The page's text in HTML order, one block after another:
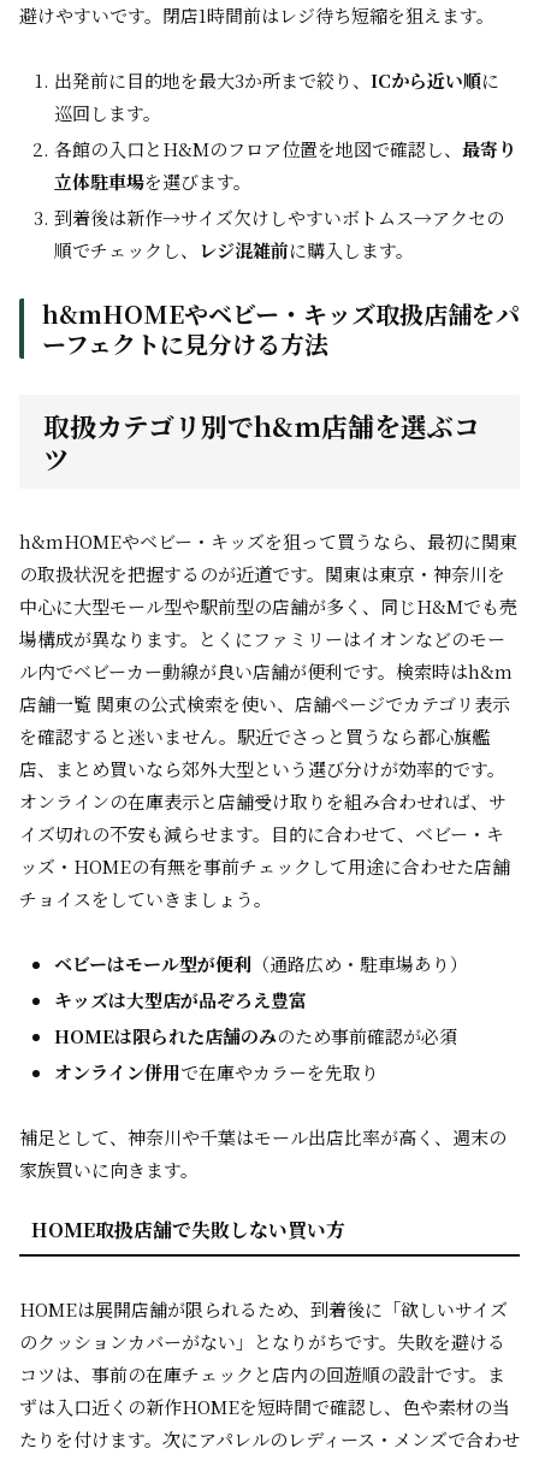
避けやすいです。閉店1時間前はレジ待ち短縮を狙えます。
出発前に目的地を最大3か所まで絞り、 ICから近い順に
巡回します。
各館の入口とH&Mのフロア位置を地図で確認し、 最寄り
立体駐車場を選びます。
到着後は新作→サイズ欠けしやすいボトムス→アクセの
順でチェックし、
レジ混雑前に購入します。
h&mHOMEやベビー・キッズ取扱店舗をパ
ーフェクトに見分ける方法
取扱カテゴリ別でh&m店舗を選ぶコ
ツ
h&mHOMEやベビー・キッズを狙って買うなら、最初に関東
の取扱状況を把握するのが近道です。関東は東京・神奈川を
中心に大型モール型や駅前型の店舗が多く、同じH&Mでも売
場構成が異なります。とくにファミリーはイオンなどのモー
ル内でベビーカー動線が良い店舗が便利です。検索時はh&m
店舗一覧 関東の公式検索を使い、店舗ページでカテゴリ表示
を確認すると迷いません。駅近でさっと買うなら都心旗艦
店、まとめ買いなら郊外大型という選び分けが効率的です。
オンラインの在庫表示と店舗受け取りを組み合わせれば、サ
イズ切れの不安も減らせます。目的に合わせて、ベビー・キ
ッズ・HOMEの有無を事前チェックして用途に合わせた店舗
チョイスをしていきましょう。
ベビーはモール型が便利 （通路広め・駐車場あり）
キッズは大型店が品ぞろえ豊富
HOMEは限られた店舗のみのため事前確認が必須
オンライン併用で在庫やカラーを先取り
補足として、神奈川や千葉はモール出店比率が高く、週末の
家族買いに向きます。
HOME取扱店舗で失敗しない買い方
HOMEは展開店舗が限られるため、到着後に「欲しいサイズ
のクッションカバーがない」となりがちです。失敗を避ける
コツは、事前の在庫チェックと店内の回遊順の設計です。ま
ずは入口近くの新作HOMEを短時間で確認し、色や素材の当
たりを付けます。次にアパレルのレディース・メンズで合わせ